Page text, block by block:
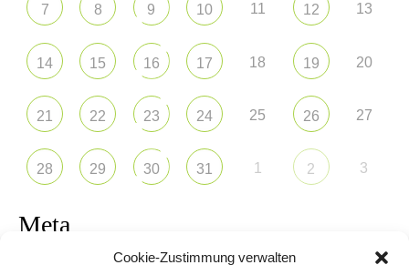
Cookie-Zustimmung verwalten
7 8 9 10 11 12 13
14 15 16 17 18 19 20
21 22 23 24 25 26 27
28 29 30 31 1 2 3
Meta